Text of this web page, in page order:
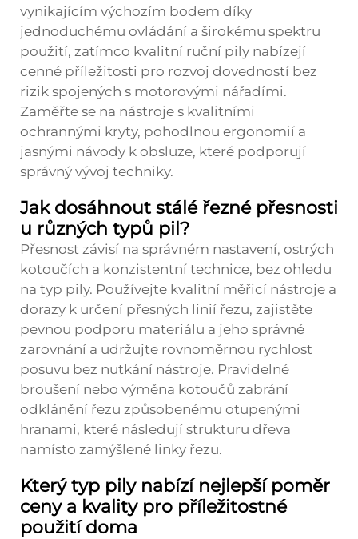
vynikajícím výchozím bodem díky
jednoduchému ovládání a širokému spektru
použití, zatímco kvalitní ruční pily nabízejí
cenné příležitosti pro rozvoj dovedností bez
rizik spojených s motorovými nářadími.
Zaměřte se na nástroje s kvalitními
ochrannými kryty, pohodlnou ergonomií a
jasnými návody k obsluze, které podporují
správný vývoj techniky.
Jak dosáhnout stálé řezné přesnosti
u různých typů pil?
Přesnost závisí na správném nastavení, ostrých
kotoučích a konzistentní technice, bez ohledu
na typ pily. Používejte kvalitní měřicí nástroje a
dorazy k určení přesných linií řezu, zajistěte
pevnou podporu materiálu a jeho správné
zarovnání a udržujte rovnoměrnou rychlost
posuvu bez nutkání nástroje. Pravidelné
broušení nebo výměna kotoučů zabrání
odklánění řezu způsobenému otupenými
hranami, které následují strukturu dřeva
namísto zamýšlené linky řezu.
Který typ pily nabízí nejlepší poměr
ceny a kvality pro příležitostné
použití doma